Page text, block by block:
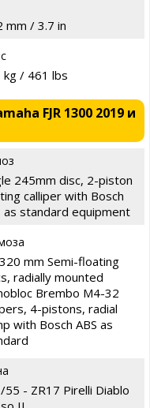
mm / 3.7 in
kg / 461 lbs
FJR 1300 2019 и
245mm disc, 2-piston
calliper with Bosch
as standard equipment
mm Semi-floating
radially mounted
Brembo M4-32
4-pistons, radial
with Bosch ABS as
55 - ZR17 Pirelli Diablo